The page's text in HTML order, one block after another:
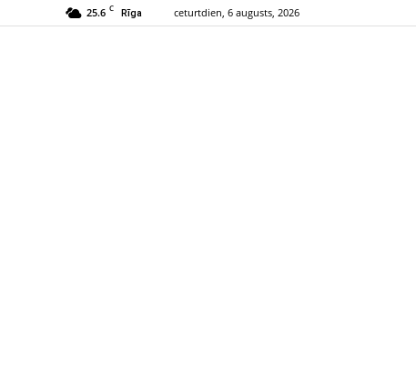
25.6 C Rīga ceturtdien, 6 augusts, 2026